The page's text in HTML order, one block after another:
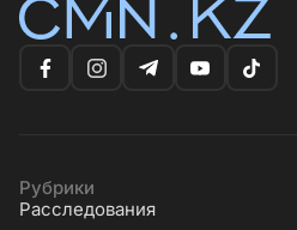
Рубрики
Расследования